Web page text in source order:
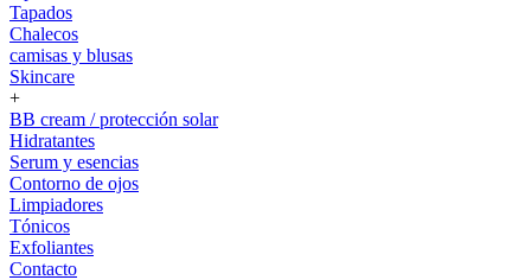
Tapados
Chalecos
camisas y blusas
Skincare
+
BB cream / protección solar
Hidratantes
Serum y esencias
Contorno de ojos
Limpiadores
Tónicos
Exfoliantes
Contacto